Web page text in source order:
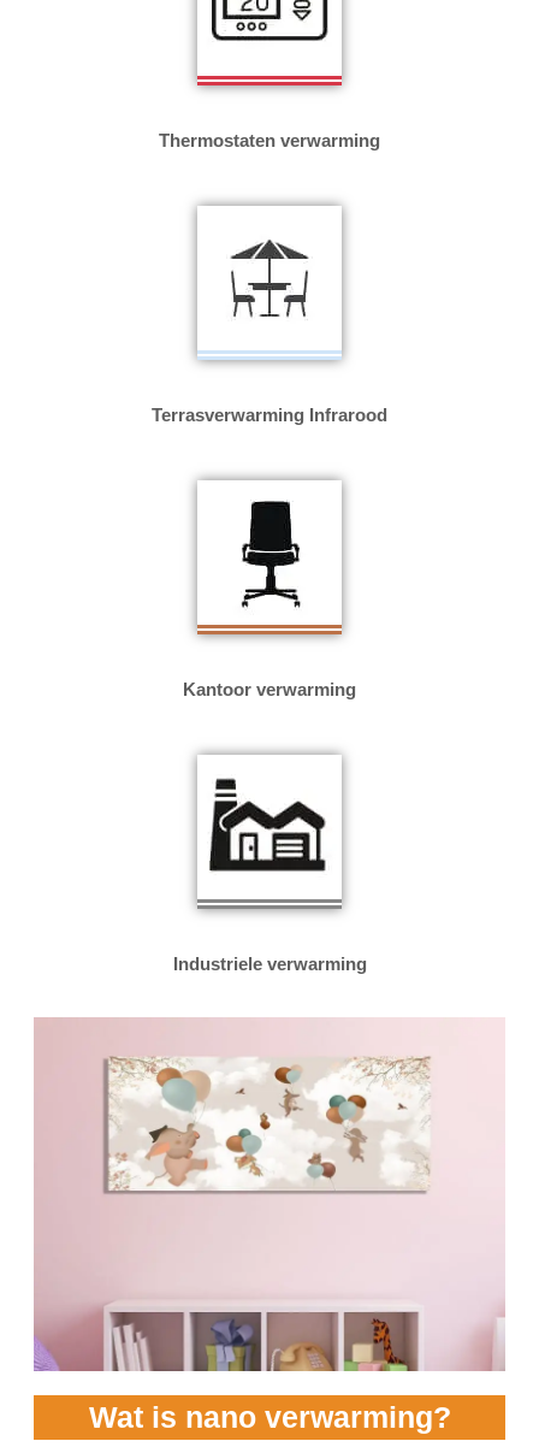
Thermostaten verwarming
Terrasverwarming Infrarood
Kantoor verwarming
Industriele verwarming
Wat is nano verwarming?